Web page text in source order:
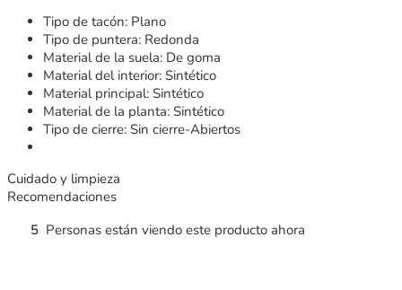
Tipo de tacón: Plano
Tipo de puntera: Redonda
Material de la suela: De goma
Material del interior: Sintético
Material principal: Sintético
Material de la planta: Sintético
Tipo de cierre: Sin cierre-Abiertos
Cuidado y limpieza
Recomendaciones
5 Personas están viendo este producto ahora